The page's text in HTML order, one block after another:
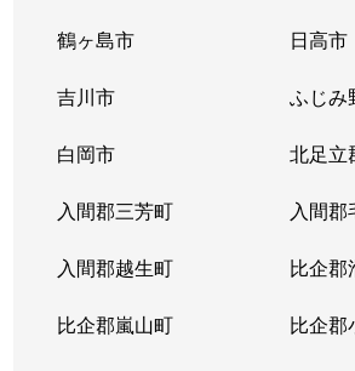
鶴ヶ島市 日高市
吉川市 ふじみ
白岡市 北足立
入間郡三芳町 入間郡
入間郡越生町 比企郡
比企郡嵐山町 比企郡